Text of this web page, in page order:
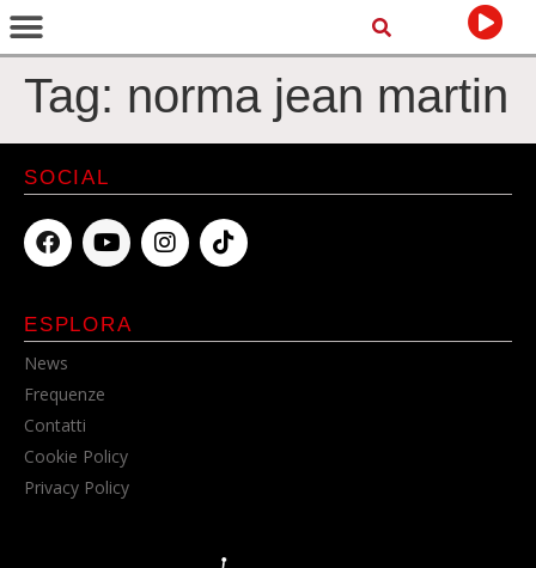
Tag: norma jean martin
ESPLORA
News
Frequenze
Contatti
Cookie Policy
Privacy Policy
SOCIAL